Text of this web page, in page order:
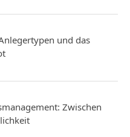
und das
Zwischen